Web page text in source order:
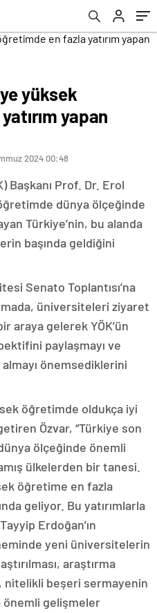
yüksek
yapan
2024 00:48
Başkanı Prof. Dr. Erol
dünya ölçeğinde
Türkiye’nin, bu alanda
başında geldiğini
Senato Toplantısı’na
üniversiteleri ziyaret
araya gelerek YÖK’ün
paylaşmayı ve
önemsediklerini
öğretimde oldukça iyi
Özvar, “Türkiye son
ölçeğinde önemli
ülkelerden bir tanesi.
öğretime en fazla
geliyor. Bu yatırımlarla
Erdoğan’ın
yeni üniversitelerin
araştırma
beşeri sermayenin
önemli gelişmeler